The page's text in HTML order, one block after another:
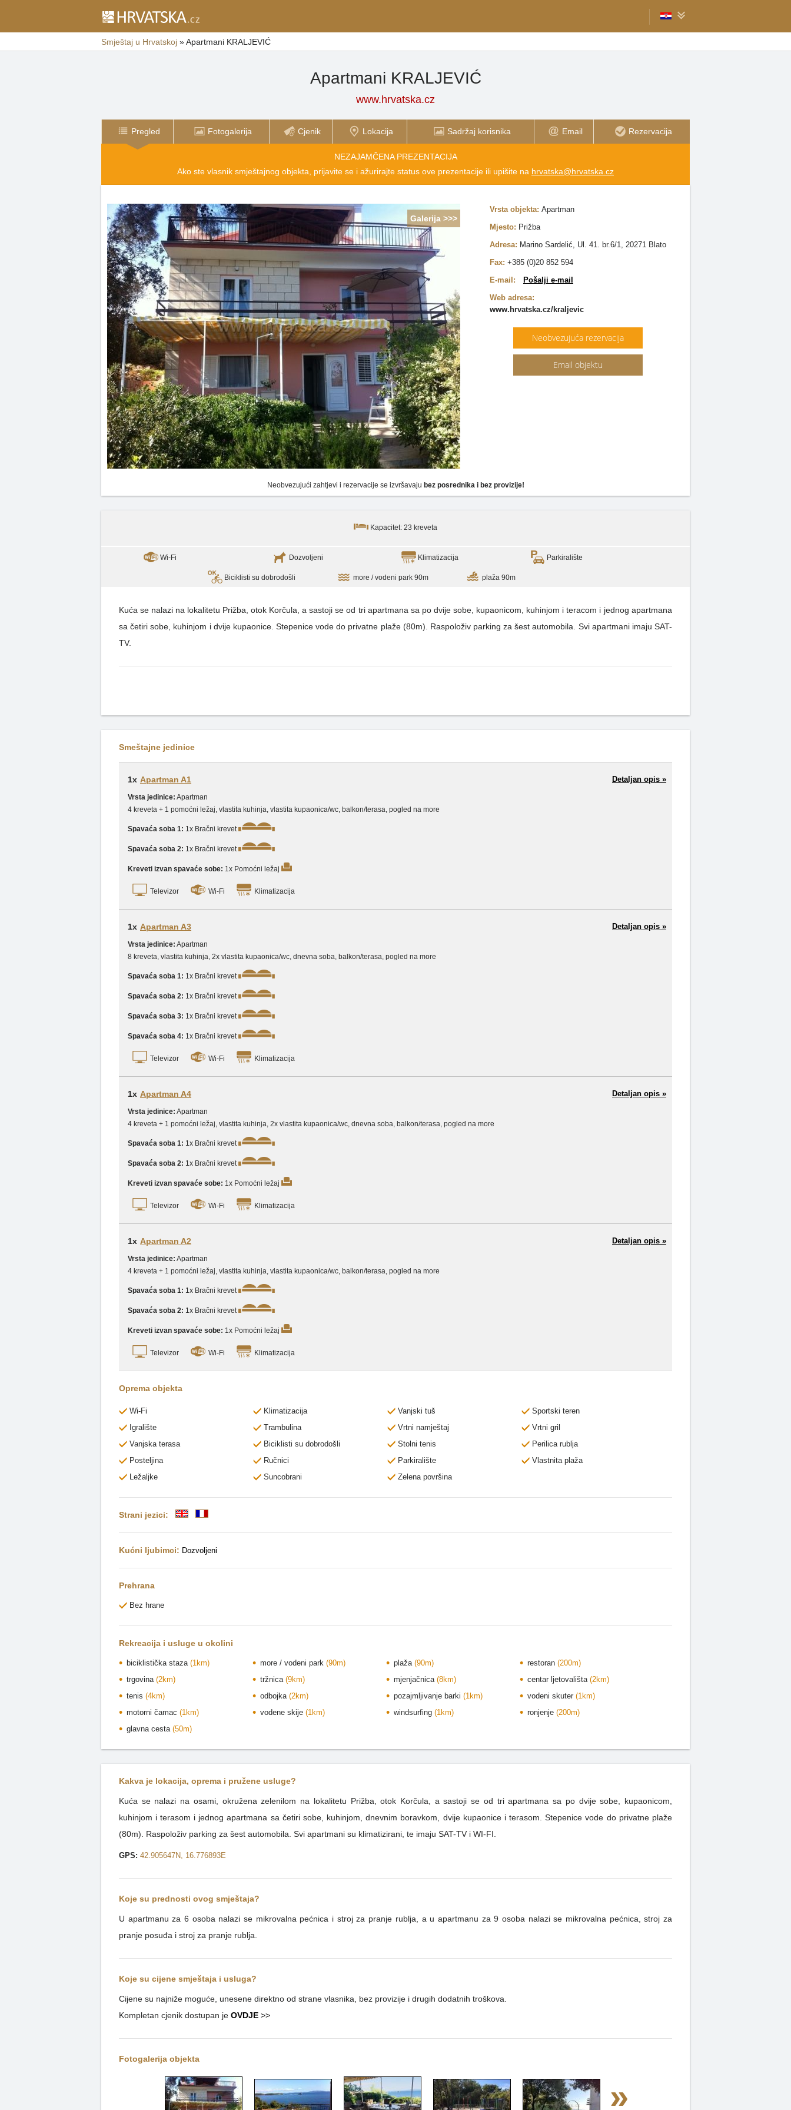
Smještaj u Hrvatskoj »Apartmani KRALJEVIĆ
Apartmani KRALJEVIĆ
www.hrvatska.cz
Pregled Fotogalerija Cjenik Lokacija Sadržaj korisnika Email Rezervacija
NEZAJAMČENA PREZENTACIJA
Ako ste vlasnik smještajnog objekta, prijavite se i ažurirajte status ove prezentacije ili upišite na hrvatska@hrvatska.cz
Galerija >>>
Vrsta objekta: Apartman
Mjesto: Prižba
Adresa: Marino Sardelić, Ul. 41. br.6/1, 20271 Blato
Fax: +385 (0)20 852 594
E-mail:
Pošalji e-mail
Web adresa:
www.hrvatska.cz/kraljevic
Neobvezujuća rezervacija
Email objektu
Neobvezujući zahtjevi i rezervacije se izvršavaju bez posrednika i bez provizije!
Kapacitet: 23 kreveta
Wi-Fi Dozvoljeni Klimatizacija Parkiralište
Biciklisti su dobrodošli more / vodeni park 90m plaža 90m
Kuća se nalazi na lokalitetu Prižba, otok Korčula, a sastoji se od tri apartmana sa po dvije sobe, kupaonicom, kuhinjom i teracom i jednog apartmana
sa četiri sobe, kuhinjom i dvije kupaonice. Stepenice vode do privatne plaže (80m). Raspoloživ parking za šest automobila. Svi apartmani imaju SAT-
TV.
Smeštajne jedinice
1x Apartman A1
Vrsta jedinice: Apartman
4 kreveta + 1 pomoćni ležaj, vlastita kuhinja, vlastita kupaonica/wc, balkon/terasa, pogled na more
Spavaća soba 1: 1x Bračni krevet
Spavaća soba 2: 1x Bračni krevet
Kreveti izvan spavaće sobe: 1x Pomoćni ležaj
Televizor Wi-Fi Klimatizacija
Detaljan opis »
1x Apartman A3
Vrsta jedinice: Apartman
8 kreveta, vlastita kuhinja, 2x vlastita kupaonica/wc, dnevna soba, balkon/terasa, pogled na more
Spavaća soba 1: 1x Bračni krevet
Spavaća soba 2: 1x Bračni krevet
Spavaća soba 3: 1x Bračni krevet
Spavaća soba 4: 1x Bračni krevet
Televizor Wi-Fi Klimatizacija
Detaljan opis »
1x Apartman A4
Vrsta jedinice: Apartman
4 kreveta + 1 pomoćni ležaj, vlastita kuhinja, 2x vlastita kupaonica/wc, dnevna soba, balkon/terasa, pogled na more
Spavaća soba 1: 1x Bračni krevet
Spavaća soba 2: 1x Bračni krevet
Kreveti izvan spavaće sobe: 1x Pomoćni ležaj
Televizor Wi-Fi Klimatizacija
Detaljan opis »
1x Apartman A2
Vrsta jedinice: Apartman
4 kreveta + 1 pomoćni ležaj, vlastita kuhinja, vlastita kupaonica/wc, balkon/terasa, pogled na more
Spavaća soba 1: 1x Bračni krevet
Spavaća soba 2: 1x Bračni krevet
Kreveti izvan spavaće sobe: 1x Pomoćni ležaj
Televizor Wi-Fi Klimatizacija
Detaljan opis »
Oprema objekta
Wi-Fi Klimatizacija Vanjski tuš
Sportski teren
Igralište
Trambulina Vrtni namještaj
Vrtni gril
Vanjska terasa
Biciklisti su dobrodošli Stolni tenis
Perilica rublja
Posteljina
Ručnici Parkiralište
Vlastnita plaža
Ležaljke
Suncobrani Zelena površina
Strani jezici:
Kućni ljubimci: Dozvoljeni
Prehrana
Bez hrane
Rekreacija i usluge u okolini
biciklistička staza (1km) more / vodeni park (90m) plaža (90m) restoran (200m)
trgovina (2km) tržnica (9km) mjenjačnica (8km) centar ljetovališta (2km)
tenis (4km) odbojka (2km) pozajmljivanje barki (1km) vodeni skuter (1km)
motorni čamac (1km) vodene skije (1km) windsurfing (1km) ronjenje (200m)
glavna cesta (50m)
Kakva je lokacija, oprema i pružene usluge?
Kuća se nalazi na osami, okružena zelenilom na lokalitetu Prižba, otok Korčula, a sastoji se od tri apartmana sa po dvije sobe, kupaonicom,
kuhinjom i terasom i jednog apartmana sa četiri sobe, kuhinjom, dnevnim boravkom, dvije kupaonice i terasom. Stepenice vode do privatne plaže
(80m). Raspoloživ parking za šest automobila. Svi apartmani su klimatizirani, te imaju SAT-TV i WI-FI.
GPS: 42.905647N, 16.776893E
Koje su prednosti ovog smještaja?
U apartmanu za 6 osoba nalazi se mikrovalna pećnica i stroj za pranje rublja, a u apartmanu za 9 osoba nalazi se mikrovalna pećnica, stroj za
pranje posuđa i stroj za pranje rublja.
Koje su cijene smještaja i usluga?
Cijene su najniže moguće, unesene direktno od strane vlasnika, bez provizije i drugih dodatnih troškova.
Kompletan cjenik dostupan je OVDJE >>
Fotogalerija objekta
»